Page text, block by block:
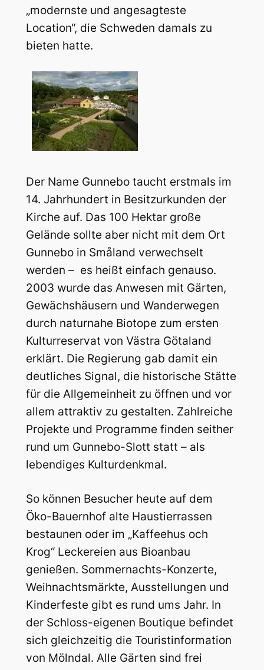
„modernste und angesagteste
Location“, die Schweden damals zu
bieten hatte.
Der Name Gunnebo taucht erstmals im
14. Jahrhundert in Besitzurkunden der
Kirche auf. Das 100 Hektar große
Gelände sollte aber nicht mit dem Ort
Gunnebo in Småland verwechselt
werden – es heißt einfach genauso.
2003 wurde das Anwesen mit Gärten,
Gewächshäusern und Wanderwegen
durch naturnahe Biotope zum ersten
Kulturreservat von Västra Götaland
erklärt. Die Regierung gab damit ein
deutliches Signal, die historische Stätte
für die Allgemeinheit zu öffnen und vor
allem attraktiv zu gestalten. Zahlreiche
Projekte und Programme finden seither
rund um Gunnebo-Slott statt – als
lebendiges Kulturdenkmal.
So können Besucher heute auf dem
Öko-Bauernhof alte Haustierrassen
bestaunen oder im „Kaffeehus och
Krog“ Leckereien aus Bioanbau
genießen. Sommernachts-Konzerte,
Weihnachtsmärkte, Ausstellungen und
Kinderfeste gibt es rund ums Jahr. In
der Schloss-eigenen Boutique befindet
sich gleichzeitig die Touristinformation
von Mölndal. Alle Gärten sind frei